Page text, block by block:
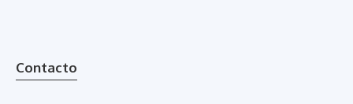
Contacto